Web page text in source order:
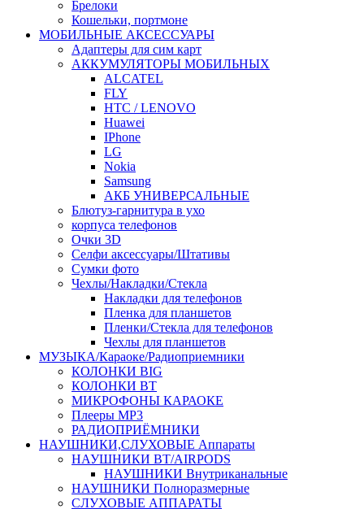
Брелоки
Кошельки, портмоне
МОБИЛЬНЫЕ АКСЕССУАРЫ
Адаптеры для сим карт
АККУМУЛЯТОРЫ МОБИЛЬНЫХ
ALCATEL
FLY
HTC / LENOVO
Huawei
IPhone
LG
Nokia
Samsung
АКБ УНИВЕРСАЛЬНЫЕ
Блютуз-гарнитура в ухо
корпуса телефонов
Очки 3D
Селфи аксессуары/Штативы
Сумки фото
Чехлы/Накладки/Стекла
Накладки для телефонов
Пленка для планшетов
Пленки/Стекла для телефонов
Чехлы для планшетов
МУЗЫКА/Караоке/Радиоприемники
КОЛОНКИ BIG
КОЛОНКИ BT
МИКРОФОНЫ КАРАОКЕ
Плееры MP3
РАДИОПРИЁМНИКИ
НАУШНИКИ,СЛУХОВЫЕ Аппараты
НАУШНИКИ BT/AIRPODS
НАУШНИКИ Внутриканальные
НАУШНИКИ Полноразмерные
СЛУХОВЫЕ АППАРАТЫ